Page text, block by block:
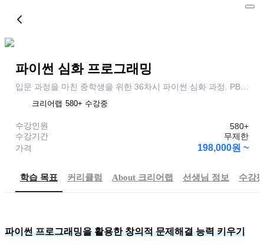
파이썬 심화 프로그래밍
입문 과정을 마친 중학생을 위한 36차시 파이썬 심화 과정. PBL
프로젝트로 실생활 문제를 해결하며 컴퓨팅 사고력을 완성합니
크리어랩 ·580+ 수강중
수강인원
580+
수강기간
무제한
가격
198,000원 ~
학습 목표 커리큘럼 About 크리어랩 선생님 정보 수강
파이썬 프로그래밍을 활용한 창의적 문제해결 능력 키우기